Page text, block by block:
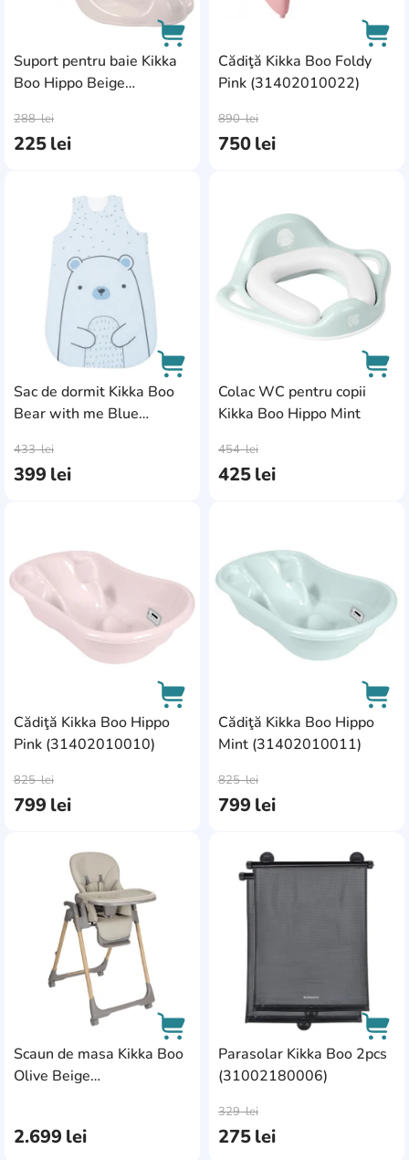
Suport pentru baie Kikka
Boo Hippo Beige
225lei
288lei
AddCardToCart
Cădiţă Kikka Boo Foldy
Pink (31402010022)
750lei
890lei
Sac de dormit Kikka Boo
Bear with me Blue
399 lei
433lei
Colac WC pentru copii
Kikka Boo Hippo Mint
425lei
454lei
Cădiţă Kikka Boo Hippo
Pink (31402010010)
799 lei
825lei
Cădiţă Kikka Boo Hippo
Mint (31402010011)
799 lei
825lei
Scaun de masa Kikka Boo
Olive Beige
2.699 lei
AddCardToFavourite
AddCardToCart
Parasolar Kikka Boo 2pcs
(31002180006)
275lei
329lei